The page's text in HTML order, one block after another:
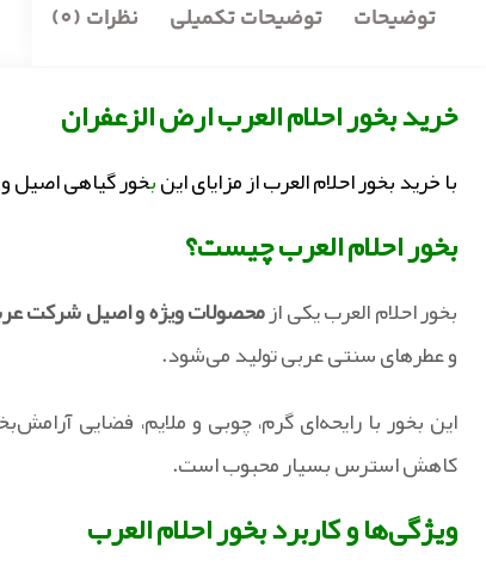
توضیحات توضیحات تکمیلی نظرات (0)
خرید بخور احلام العرب ارض الزعفران
با خرید بخور احلام العرب از مزایای اینبخور گیاهی اصیل
بخور احلام العرب چیست؟
بخور احلام العرب یکی ازمحصولات ویژه و اصیل شرکت
و عطرهای سنتی عربی تولید می‌شود.
این بخور با رایحه‌ای گرم، چوبی و ملایم، فضایی
کاهش استرس بسیار محبوب است.
ویژگی‌ها و کاربرد بخور احلام العرب